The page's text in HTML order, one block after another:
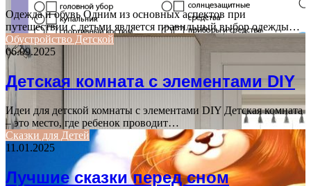
Одежда и обувь Одним из основных аспектов при
путешествии с детьми является правильный выбор одежды…
Обустройство Детской
06.09.2025
Детская комната с элементами DIY
Идеи для детской комнаты с элементами DIY Детская комната
– это место, где ребенок проводит…
Сказки для Детей
11.01.2025
Лучшие сказки перед сном